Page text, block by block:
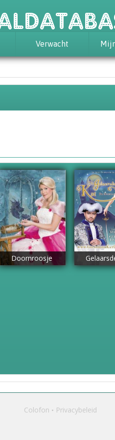
Verwacht
Doornroosje
Colofon Privacybeleid